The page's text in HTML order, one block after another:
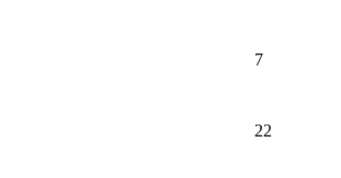
7
22